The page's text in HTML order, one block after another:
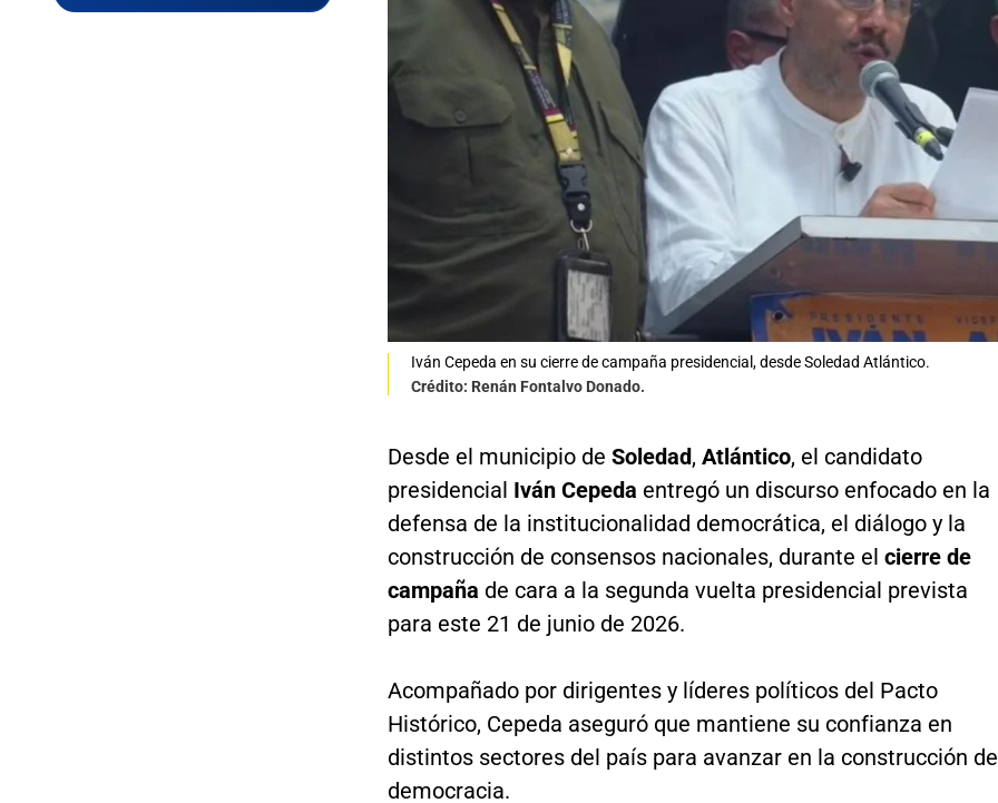
Iván Cepeda en su cierre de campaña presidencial, desde Soledad Atlántico.
Crédito: Renán Fontalvo Donado.
Desde el municipio de Soledad, Atlántico, el candidato
presidencial Iván Cepeda entregó un discurso enfocado en la
defensa de la institucionalidad democrática, el diálogo y la
construcción de consensos nacionales, durante el cierre de
campaña de cara a la segunda vuelta presidencial prevista
para este 21 de junio de 2026.
Acompañado por dirigentes y líderes políticos del Pacto
Histórico, Cepeda aseguró que mantiene su confianza en
distintos sectores del país para avanzar en la construcción de
democracia.